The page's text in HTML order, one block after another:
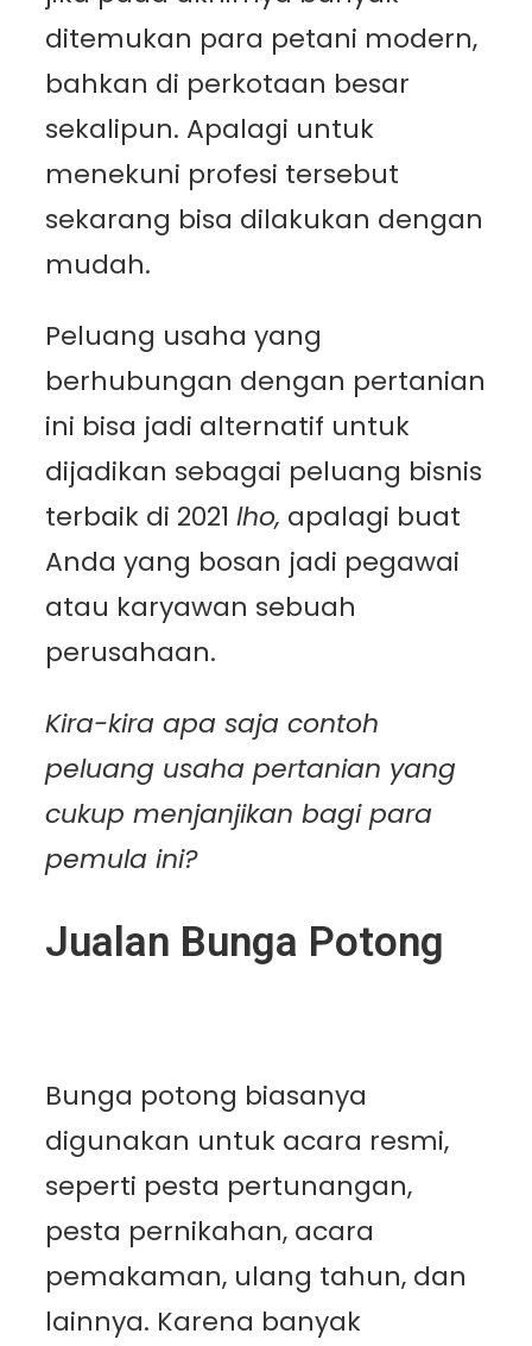
ditemukan para petani modern,
bahkan di perkotaan besar
sekalipun. Apalagi untuk
menekuni profesi tersebut
sekarang bisa dilakukan dengan
mudah.
Peluang usaha yang
berhubungan dengan pertanian
ini bisa jadi alternatif untuk
dijadikan sebagai peluang bisnis
terbaik di 2021 lho, apalagi buat
Anda yang bosan jadi pegawai
atau karyawan sebuah
perusahaan.
Kira-kira apa saja contoh
peluang usaha pertanian yang
cukup menjanjikan bagi para
pemula ini?
Jualan Bunga Potong
Bunga potong biasanya
digunakan untuk acara resmi,
seperti pesta pertunangan,
pesta pernikahan, acara
pemakaman, ulang tahun, dan
lainnya. Karena banyak